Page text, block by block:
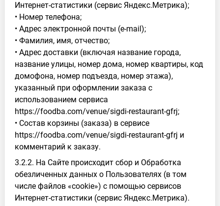
Интернет-статистики (сервис Яндекс.Метрика);
• Номер телефона;
• Адрес электронной почты (e-mail);
• Фамилия, имя, отчество;
• Адрес доставки (включая название города,
название улицы, номер дома, номер квартиры, код
домофона, номер подъезда, номер этажа),
указанный при оформлении заказа с
использованием сервиса
https://foodba.com/venue/sigdi-restaurant-gfrj;
• Состав корзины (заказа) в сервисе
https://foodba.com/venue/sigdi-restaurant-gfrj и
комментарий к заказу.
3.2.2. На Сайте происходит сбор и Обработка
обезличенных данных о Пользователях (в том
числе файлов «cookie») с помощью сервисов
Интернет-статистики (сервис Яндекс.Метрика).